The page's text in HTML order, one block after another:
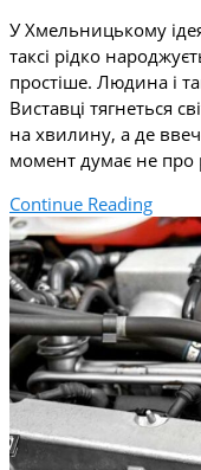
У Хмельницькому
таксі рідко
простіше. Людина і
Виставці тягнеться
на хвилину, а де
момент думає не про
Continue Reading